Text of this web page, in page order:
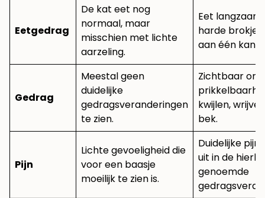
Eetgedrag
De kat eet nog
normaal, maar
misschien met lichte
aarzeling.
Eet
harde
aan één kant
Gedrag
Meestal geen
duidelijke
gedragsveranderingen
te zien.
Zichtbaar
kwijlen,
bek.
Pijn
Lichte gevoeligheid die
voor een baasje
moeilijk te zien is.
Duidelijke
uit in de
genoemde